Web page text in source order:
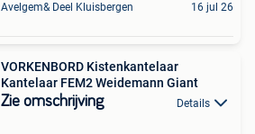
Avelgem& Deel Kluisbergen 16 jul 26
VORKENBORD Kistenkantelaar
Kantelaar FEM2 Weidemann Giant
Zie omschrijving Details